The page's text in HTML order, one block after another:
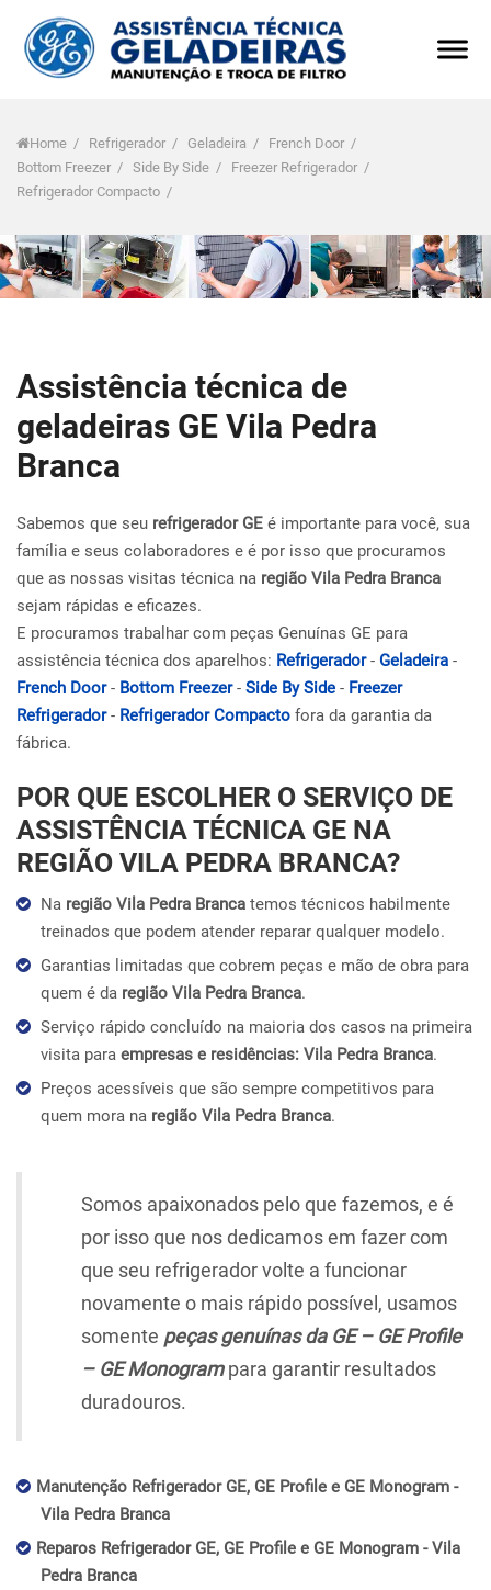
Home / Refrigerador / Geladeira / French Door /
Bottom Freezer / Side By Side / Freezer Refrigerador /
Refrigerador Compacto /
Assistência técnica de
geladeiras GE Vila Pedra
Branca
Sabemos que seu refrigerador GE é importante para você, sua
família e seus colaboradores e é por isso que procuramos
que as nossas visitas técnica na região Vila Pedra Branca
sejam rápidas e eficazes.
E procuramos trabalhar com peças Genuínas GE para
assistência técnica dos aparelhos: Refrigerador- Geladeira -
French Door- Bottom Freezer- Side By Side - Freezer
Refrigerador- Refrigerador Compacto fora da garantia da
fábrica.
POR QUE ESCOLHER O SERVIÇO DE
ASSISTÊNCIA TÉCNICA GE NA
REGIÃO VILA PEDRA BRANCA?
Na região Vila Pedra Branca temos técnicos habilmente
treinados que podem atender reparar qualquer modelo.
Garantias limitadas que cobrem peças e mão de obra para
quem é da região Vila Pedra Branca.
Serviço rápido concluído na maioria dos casos na primeira
visita para empresas e residências: Vila Pedra Branca.
Preços acessíveis que são sempre competitivos para
quem mora na região Vila Pedra Branca.
Somos apaixonados pelo que fazemos, e é
por isso que nos dedicamos em fazer com
que seu refrigerador volte a funcionar
novamente o mais rápido possível, usamos
somente peças genuínas da GE – GE Profile
– GE Monogrampara garantir resultados
duradouros.
Manutenção Refrigerador GE, GE Profile e GE Monogram -
Vila Pedra Branca
Reparos Refrigerador GE, GE Profile e GE Monogram - Vila
Pedra Branca